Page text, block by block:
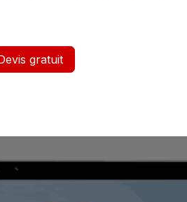
gratuit